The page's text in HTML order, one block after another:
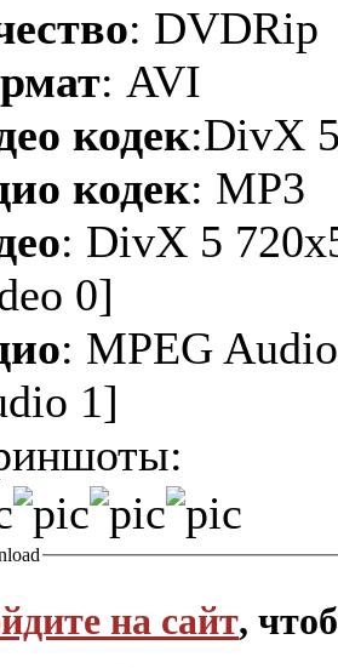
: DVDRip
: AVI
кодек:DivX
кодек: MP3
: DivX 5
0]
: MPEG
1]
на сайт,